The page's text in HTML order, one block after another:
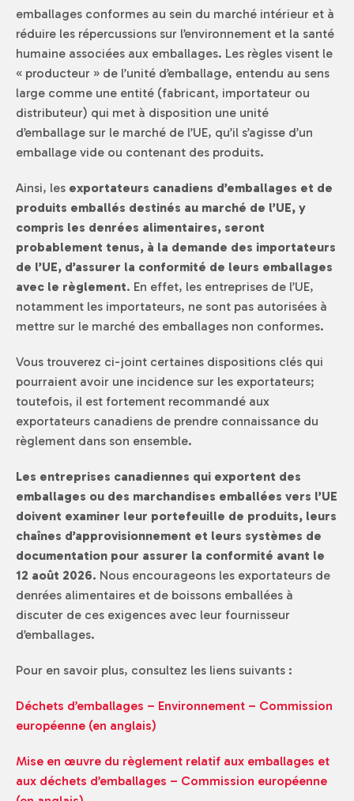
emballages conformes au sein du marché intérieur et à
réduire les répercussions sur l’environnement et la santé
humaine associées aux emballages. Les règles visent le
« producteur » de l’unité d’emballage, entendu au sens
large comme une entité (fabricant, importateur ou
distributeur) qui met à disposition une unité
d’emballage sur le marché de l’UE, qu’il s’agisse d’un
emballage vide ou contenant des produits.
Ainsi, les exportateurs canadiens d’emballages et de
produits emballés destinés au marché de l’UE, y
compris les denrées alimentaires, seront
probablement tenus, à la demande des importateurs
de l’UE, d’assurer la conformité de leurs emballages
avec le règlement. En effet, les entreprises de l’UE,
notamment les importateurs, ne sont pas autorisées à
mettre sur le marché des emballages non conformes.
Vous trouverez ci-joint certaines dispositions clés qui
pourraient avoir une incidence sur les exportateurs;
toutefois, il est fortement recommandé aux
exportateurs canadiens de prendre connaissance du
règlement dans son ensemble.
Les entreprises canadiennes qui exportent des
emballages ou des marchandises emballées vers l’UE
doivent examiner leur portefeuille de produits, leurs
chaînes d’approvisionnement et leurs systèmes de
documentation pour assurer la conformité avant le
12 août 2026. Nous encourageons les exportateurs de
denrées alimentaires et de boissons emballées à
discuter de ces exigences avec leur fournisseur
d’emballages.
Pour en savoir plus, consultez les liens suivants :
Déchets d’emballages – Environnement – Commission
européenne (en anglais)
Mise en œuvre du règlement relatif aux emballages et
aux déchets d’emballages – Commission européenne